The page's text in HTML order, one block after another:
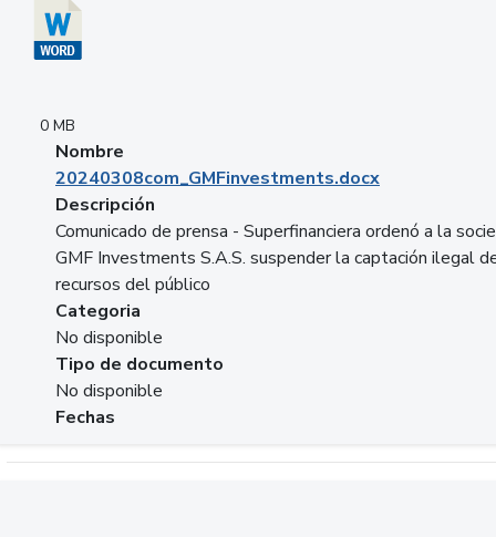
0 MB
Nombre
20240308com_GMFinvestments.docx
Descripción
Comunicado de prensa - Superfinanciera ordenó a la
GMF Investments S.A.S. suspender la captación ilegal
recursos del público
Categoria
No disponible
Tipo de documento
No disponible
Fechas